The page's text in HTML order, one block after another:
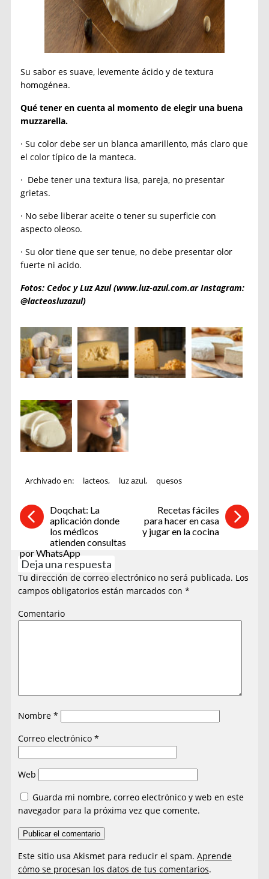
Su sabor es suave, levemente ácido y de textura
homogénea.
Qué tener en cuenta al momento de elegir una buena
muzzarella.
· Su color debe ser un blanca amarillento, más claro que
el color típico de la manteca.
· Debe tener una textura lisa, pareja, no presentar
grietas.
· No sebe liberar aceite o tener su superficie con
aspecto oleoso.
· Su olor tiene que ser tenue, no debe presentar olor
fuerte ni acido.
Fotos: Cedoc y Luz Azul (www.luz-azul.com.ar Instagram:
@lacteosluzazul)
Archivado en: lacteos, luz azul, quesos
Doqchat: La
aplicación donde
los médicos
atienden consultas
por WhatsApp
Recetas fáciles
para hacer en casa
y jugar en la cocina
Deja una respuesta
Tu dirección de correo electrónico no será publicada. Los
campos obligatorios están marcados con*
Comentario
Nombre*
Correo electrónico*
Web
Guarda mi nombre, correo electrónico y web en este
navegador para la próxima vez que comente.
Este sitio usa Akismet para reducir el spam.Aprende
cómo se procesan los datos de tus comentarios.